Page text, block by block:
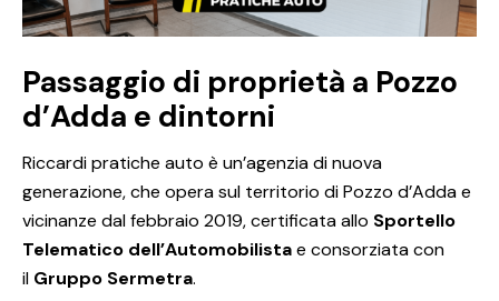
Passaggio di proprietà a Pozzo
d’Adda e dintorni
Riccardi pratiche auto è un’agenzia di nuova
generazione, che opera sul territorio di Pozzo d’Adda e
vicinanze dal febbraio 2019, certificata allo Sportello
Telematico dell’Automobilistae consorziata con
il Gruppo Sermetra.